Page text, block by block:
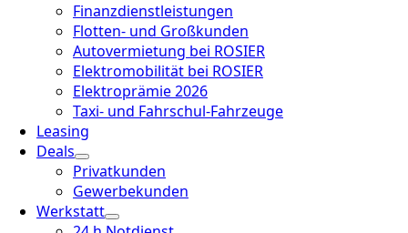
Finanzdienstleistungen
Flotten- und Großkunden
Autovermietung bei ROSIER
Elektromobilität bei ROSIER
Elektroprämie 2026
Taxi- und Fahrschul-Fahrzeuge
Leasing
Deals
Privatkunden
Gewerbekunden
Werkstatt